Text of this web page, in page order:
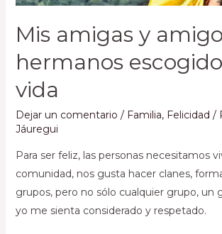
Mis amigas y
hermanos
vida
Dejar un comentario / Familia, Felicidad /
Jáuregui
Para ser feliz, las personas necesitamos
comunidad, nos gusta hacer clanes,
grupos, pero no sólo cualquier grupo, un
yo me sienta considerado y respetado.